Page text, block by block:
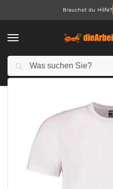
Brauchst du Hilfe?
Start Arbeitskleidung Herren